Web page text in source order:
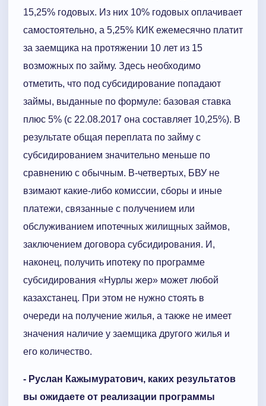
15,25% годовых. Из них 10% годовых оплачивает
самостоятельно, а 5,25% КИК ежемесячно платит
за заемщика на протяжении 10 лет из 15
возможных по займу. Здесь необходимо
отметить, что под субсидирование попадают
займы, выданные по формуле: базовая ставка
плюс 5% (с 22.08.2017 она составляет 10,25%). В
результате общая переплата по займу с
субсидированием значительно меньше по
сравнению с обычным. В-четвертых, БВУ не
взимают какие-либо комиссии, сборы и иные
платежи, связанные с получением или
обслуживанием ипотечных жилищных займов,
заключением договора субсидирования. И,
наконец, получить ипотеку по программе
субсидирования «Нурлы жер» может любой
казахстанец. При этом не нужно стоять в
очереди на получение жилья, а также не имеет
значения наличие у заемщика другого жилья и
его количество.
- Руслан Кажымуратович, каких результатов
вы ожидаете от реализации программы